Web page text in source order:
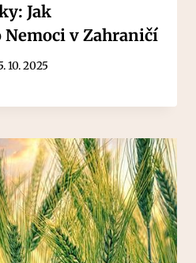
Jak
v Zahraničí
10. 2025